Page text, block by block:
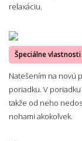
relaxáciu.
Špeciálne vlastnosti
Natešením na novú
poriadku. V
takže od neho
nohami akokoľvek.